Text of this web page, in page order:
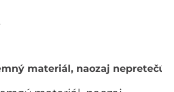
5 z 5 hviezdičiek
materiál, naozaj nepretečú